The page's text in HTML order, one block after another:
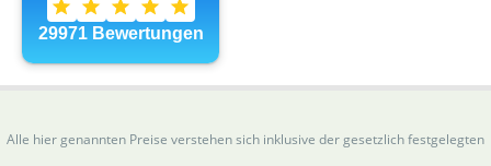
Alle hier genannten Preise verstehen sich inklusive der gesetzlich festgelegten